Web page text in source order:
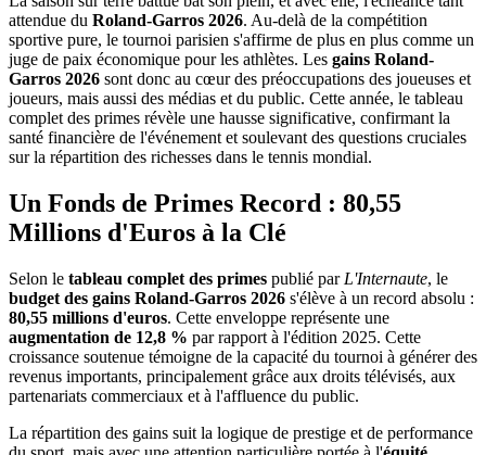
attendue du Roland-Garros 2026. Au-delà de la compétition
sportive pure, le tournoi parisien s'affirme de plus en plus comme un
juge de paix économique pour les athlètes. Les gains Roland-
Garros 2026 sont donc au cœur des préoccupations des joueuses et
joueurs, mais aussi des médias et du public. Cette année, le tableau
complet des primes révèle une hausse significative, confirmant la
santé financière de l'événement et soulevant des questions cruciales
sur la répartition des richesses dans le tennis mondial.
Un Fonds de Primes Record : 80,55
Millions d'Euros à la Clé
Selon le tableau complet des primes publié par L'Internaute, le
budget des gains Roland-Garros 2026 s'élève à un record absolu :
80,55 millions d'euros. Cette enveloppe représente une
augmentation de 12,8 % par rapport à l'édition 2025. Cette
croissance soutenue témoigne de la capacité du tournoi à générer des
revenus importants, principalement grâce aux droits télévisés, aux
partenariats commerciaux et à l'affluence du public.
La répartition des gains suit la logique de prestige et de performance